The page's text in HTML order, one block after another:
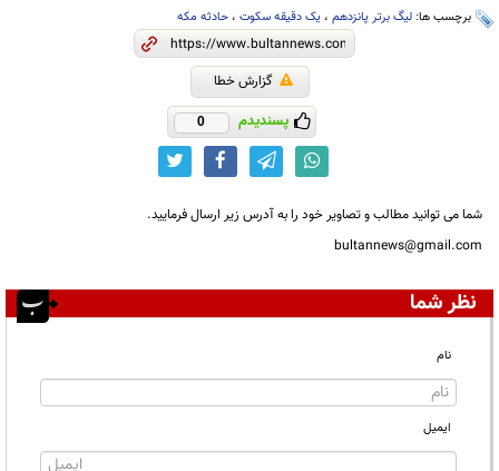
برچسب ها: لیگ برتر پانزدهم ، یک دقیقه سکوت ، حادثه مکه
گزارش خطا
پسندیدم 0
شما می توانید مطالب و تصاویر خود را به آدرس زیر ارسال فرمایید.
bultannews@gmail.com
نظر شما
نام
ایمیل